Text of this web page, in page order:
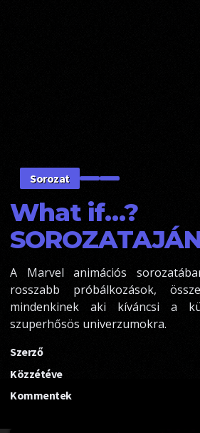
Sorozat
What if…?
A Marvel animációs
rosszabb próbálkozások,
mindenkinek aki kíváncsi a
szuperhősös univerzumokra.
Szerző
Közzétéve
Kommentek